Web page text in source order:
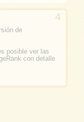
de
posible ver las
con detalle